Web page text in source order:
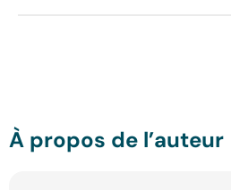
À propos de l’auteur